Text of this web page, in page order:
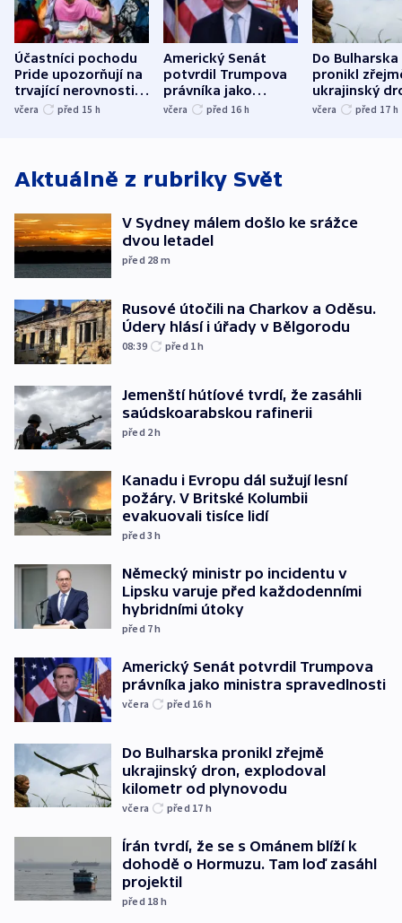
Účastníci pochodu
Pride upozorňují na
trvající nerovnosti i
společenskou
včera před 15 h
Americký Senát
potvrdil Trumpova
právníka jako
ministra
včera před 16 h
Do Bulharska
pronikl
ukrajinský
explodoval
včera před 17 h
Aktuálně z rubriky Svět
V Sydney málem došlo ke srážce
dvou letadel
před 28 m
Rusové útočili na Charkov a Oděsu.
Údery hlásí i úřady v Bělgorodu
08:39 před 1h
Jemenští hútíové tvrdí, že zasáhli
saúdskoarabskou rafinerii
před 2h
Kanadu i Evropu dál sužují lesní
požáry. V Britské Kolumbii
evakuovali tisíce lidí
před 3h
Německý ministr po incidentu v
Lipsku varuje před každodenními
hybridními útoky
před 7h
Americký Senát potvrdil Trumpova
právníka jako ministra spravedlnosti
včera před 16 h
Do Bulharska pronikl zřejmě
ukrajinský dron, explodoval
kilometr od plynovodu
včera před 17 h
Írán tvrdí, že se s Ománem blíží k
dohodě o Hormuzu. Tam loď zasáhl
projektil
před 18 h